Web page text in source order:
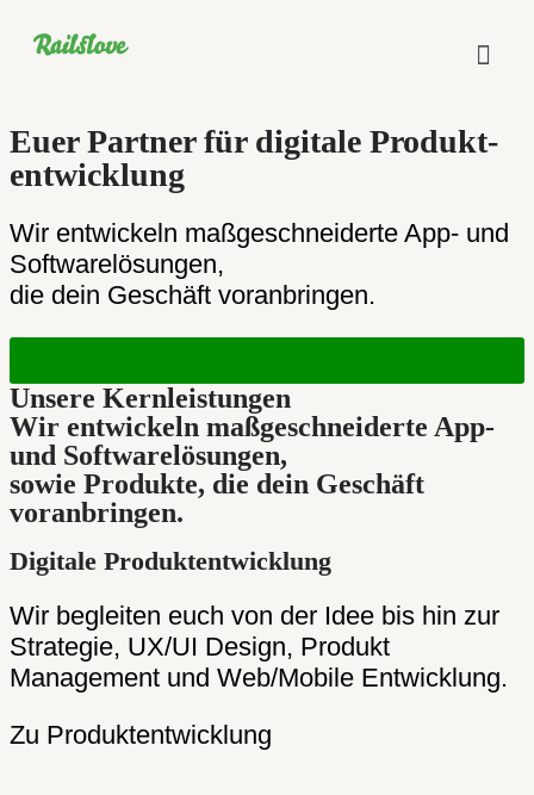
Euer Partner für digitale Produkt­
entwicklung
Wir entwickeln maßgeschneiderte App- und
Softwarelösungen,
die dein Geschäft voranbringen.
Unsere Kernleistungen
Wir entwickeln maßgeschneiderte App-
und Softwarelösungen,
sowie Produkte, die dein Geschäft
voranbringen.
Digitale Produktentwicklung
Wir begleiten euch von der Idee bis hin zur
Strategie, UX/UI Design, Produkt
Management und Web/Mobile Entwicklung.
Zu Produktentwicklung